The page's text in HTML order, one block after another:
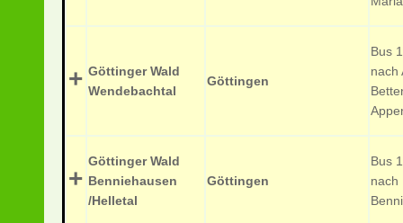
+ Göttinger Wald
Wendebachtal
Göttingen
Bus
nach
+
Göttinger Wald
Benniehausen
/Helletal
Göttingen
Bus
nach